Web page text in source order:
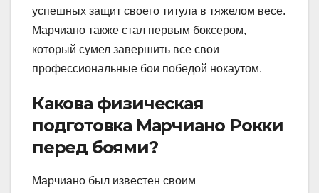
успешных защит своего титула в тяжелом весе.
Марчиано также стал первым боксером,
который сумел завершить все свои
профессиональные бои победой нокаутом.
Какова физическая
подготовка Марчиано Рокки
перед боями?
Марчиано был известен своим